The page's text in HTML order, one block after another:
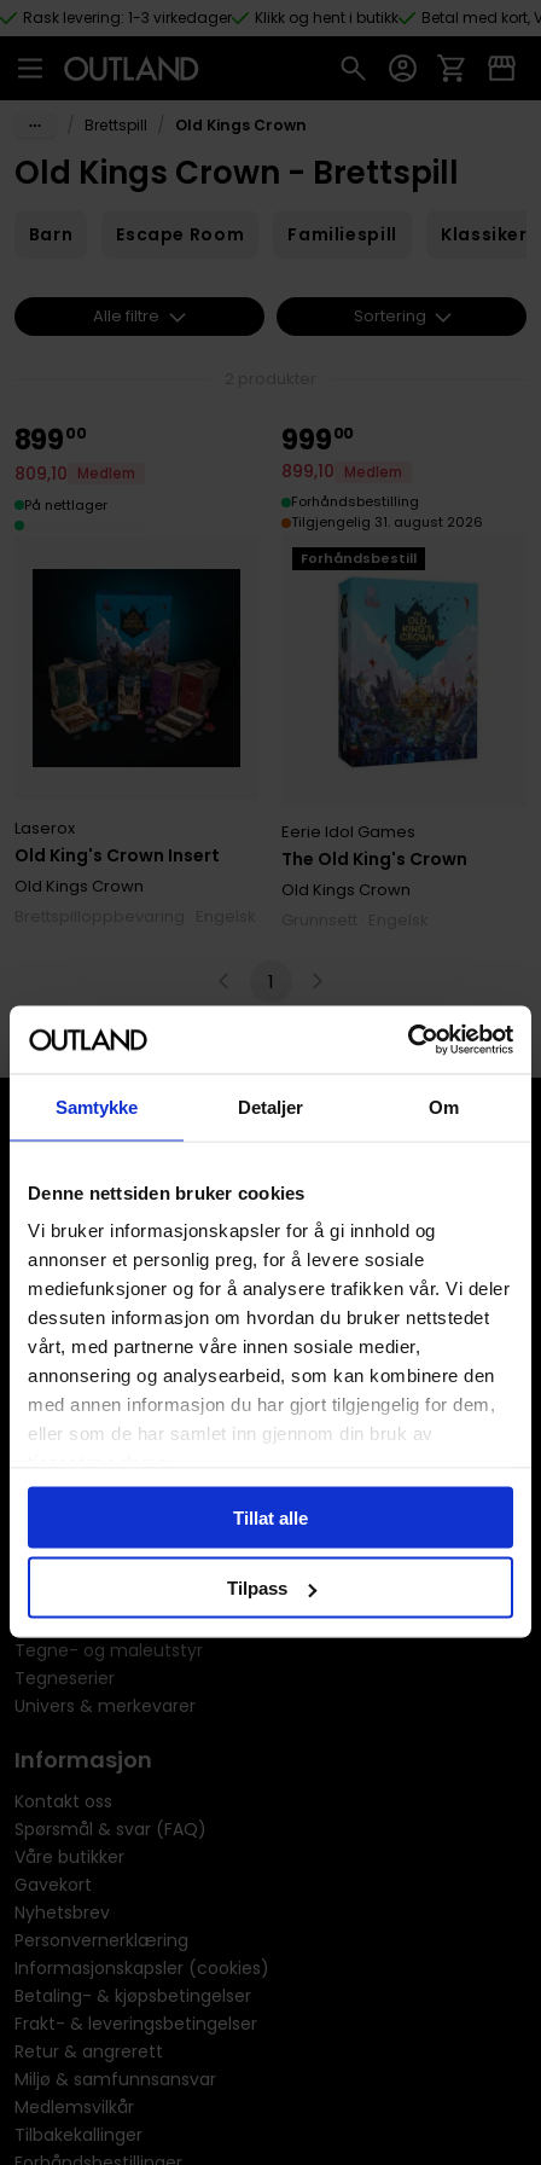
Samtykke Detaljer Om
Denne nettsiden bruker cookies
Vi bruker informasjonskapsler for å gi innhold og
annonser et personlig preg, for å levere sosiale
mediefunksjoner og for å analysere trafikken vår. Vi deler
dessuten informasjon om hvordan du bruker nettstedet
vårt, med partnerne våre innen sosiale medier,
annonsering og analysearbeid, som kan kombinere den
med annen informasjon du har gjort tilgjengelig for dem,
eller som de har samlet inn gjennom din bruk av
Tillat alle
Tilpass
Hopp til hovedinnhold
Rask levering: 1-3 virkedager Klikk og hent i butikk Betal med kort,
Brettspill Old Kings Crown
Old Kings Crown - Brettspill
Barn Escape Room Familiespill Klassikere
Old King's Crown Insert
Laserox
Old Kings Crown
89900
809,10
Medlem
På nettlager
Forhåndsbestill
The Old King's Crown
Eerie Idol Games
Old Kings Crown
99900
899,10
Medlem
Forhåndsbestilling
Tilgjengelig 31. august 2026
1
Alle filtre Sortering
Våre kategorier
Brettspill
Bøker
Godteri, mat & drikke
Hobby & fritid
Klær
Kortspill & samlekort
LEGO
Merchandise & effekter
Miniatyrspill
Rollespill
Tegne- og maleutstyr
Tegneserier
Univers & merkevarer
Informasjon
Kontakt oss
Spørsmål & svar (FAQ)
Våre butikker
Gavekort
Nyhetsbrev
Personvernerklæring
Informasjonskapsler (cookies)
Betaling- & kjøpsbetingelser
Frakt- & leveringsbetingelser
Retur & angrerett
Miljø & samfunnsansvar
Medlemsvilkår
Tilbakekallinger